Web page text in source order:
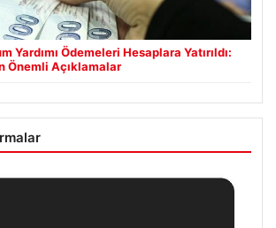
Yardımı Ödemeleri Hesaplara Yatırıldı:
Önemli Açıklamalar